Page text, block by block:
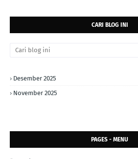
CARI BLOG INI
Desember 2025
November 2025
PAGES - MENU